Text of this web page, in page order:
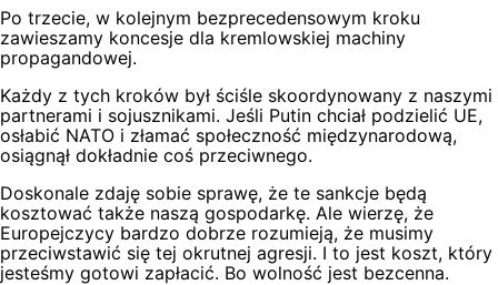
Po trzecie, w kolejnym bezprecedensowym kroku
zawieszamy koncesje dla kremlowskiej machiny
propagandowej.
Każdy z tych kroków był ściśle skoordynowany z naszymi
partnerami i sojusznikami. Jeśli Putin chciał podzielić UE,
osłabić NATO i złamać społeczność międzynarodową,
osiągnął dokładnie coś przeciwnego.
Doskonale zdaję sobie sprawę, że te sankcje będą
kosztować także naszą gospodarkę. Ale wierzę, że
Europejczycy bardzo dobrze rozumieją, że musimy
przeciwstawić się tej okrutnej agresji. I to jest koszt, który
jesteśmy gotowi zapłacić. Bo wolność jest bezcenna.